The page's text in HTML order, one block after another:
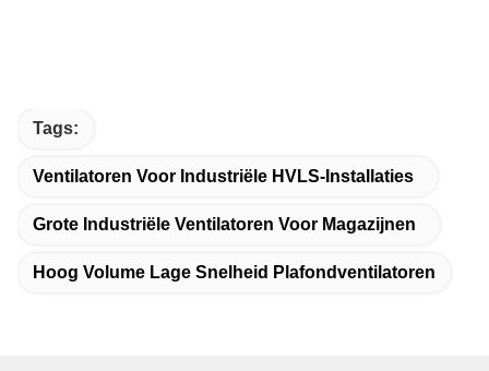
Tags:
Ventilatoren Voor Industriële HVLS-Installaties
Grote Industriële Ventilatoren Voor Magazijnen
Hoog Volume Lage Snelheid Plafondventilatoren